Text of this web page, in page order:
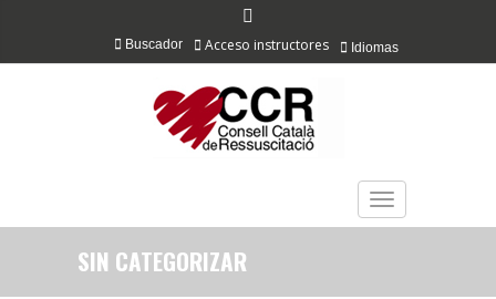
Idiomas
Acceso instructores
Buscador
TOGGLE
SIN CATEGORIZAR